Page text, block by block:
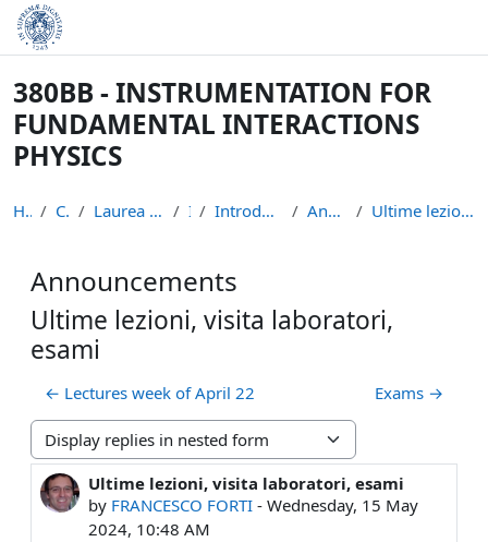
Skip to main content
380BB - INSTRUMENTATION FOR
FUNDAMENTAL INTERACTIONS
PHYSICS
Home Courses Laurea Magistrale in Fisica IFIP Introduction to the course Announcements Ultime lezioni, visita laboratori, esami
Announcements
Ultime lezioni, visita laboratori,
esami
← Lectures week of April 22 Exams →
Display mode
Ultime lezioni, visita laboratori, esami
by FRANCESCO FORTI- Wednesday, 15 May
2024, 10:48 AM
Number of replies: 0